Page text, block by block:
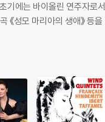
기에는 바이올린 연주자로서
《성모 마리아의 생애》 등을